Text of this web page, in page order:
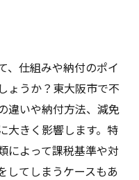
、仕組みや納付のポイ
ょうか？東大阪市で不
違いや納付方法、減免
大きく影響します。特
によって課税基準や対
してしまうケースもあ